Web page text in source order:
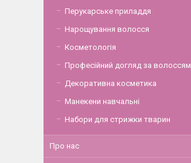
Перукарське приладдя
Нарощування волосся
Косметологія
Професійний догляд за волоссям
Декоративна косметика
Манекени навчальні
Набори для стрижки тварин
Про нас